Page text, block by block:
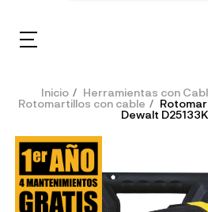
Inicio Herramientas con
Rotomartillos con cable
Dewalt